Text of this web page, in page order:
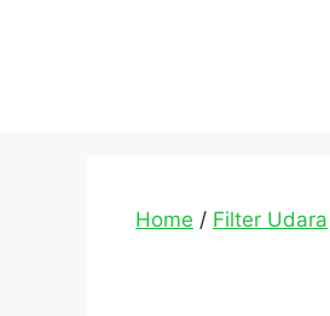
Home / Filter Udara